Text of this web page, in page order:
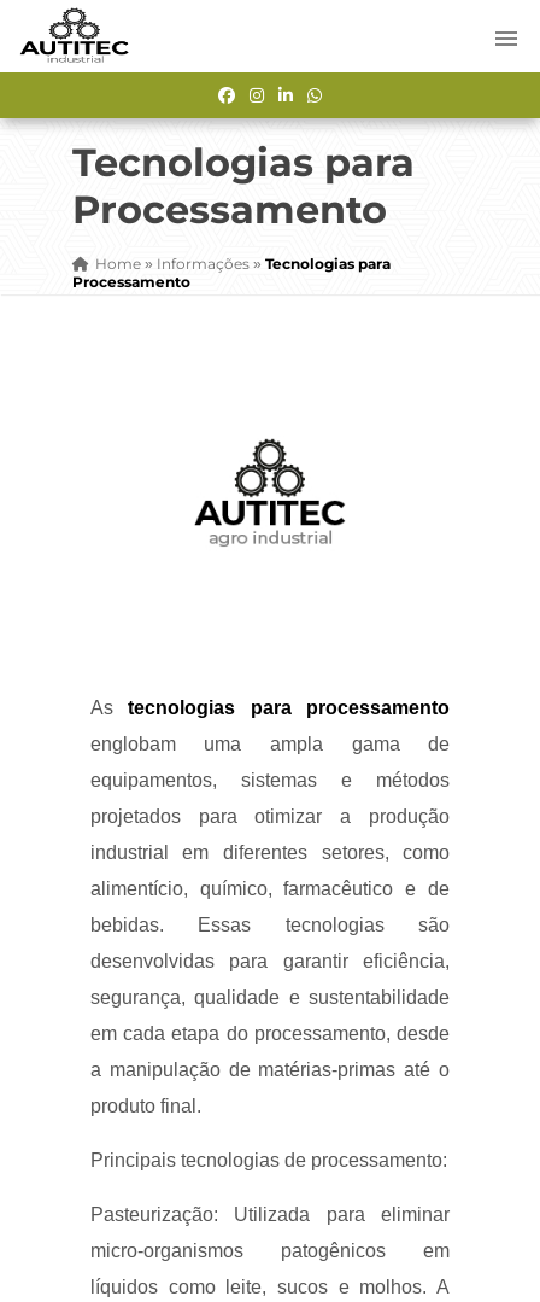
Tecnologias para
Processamento
Home» Informações » Tecnologias para
Processamento
Astecnologias para processamento
englobam uma ampla gama de
equipamentos, sistemas e métodos
projetados para otimizar a produção
industrial em diferentes setores, como
alimentício, químico, farmacêutico e de
bebidas. Essas tecnologias são
desenvolvidas para garantir eficiência,
segurança, qualidade e sustentabilidade
em cada etapa do processamento, desde
a manipulação de matérias-primas até o
produto final.
Principais tecnologias de processamento:
Pasteurização: Utilizada para eliminar
micro-organismos patogênicos em
líquidos como leite, sucos e molhos. A